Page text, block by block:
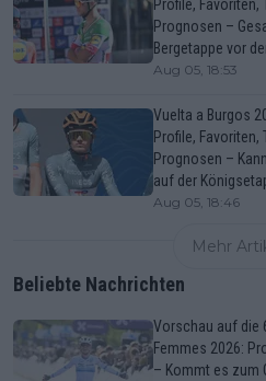
Profile, Favoriten,
Prognosen –
Bergetappe vor
Aug 05, 18:53
Vuelta a Burgos
Profile, Favoriten,
Prognosen –
auf der
Aug 05, 18:46
Mehr
Beliebte Nachrichten
Vorschau auf die
Femmes 2026:
– Kommt es zum